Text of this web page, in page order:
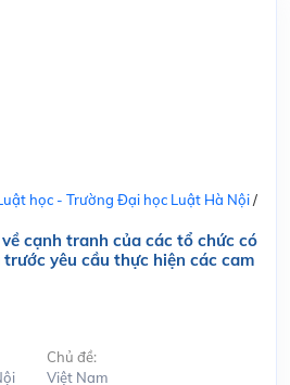
học - Trường Đại học Luật Hà Nội/
cạnh tranh của các tổ chức có
yêu cầu thực hiện các cam
Chủ đề:
Việt Nam